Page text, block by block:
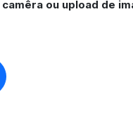
camêra ou upload de